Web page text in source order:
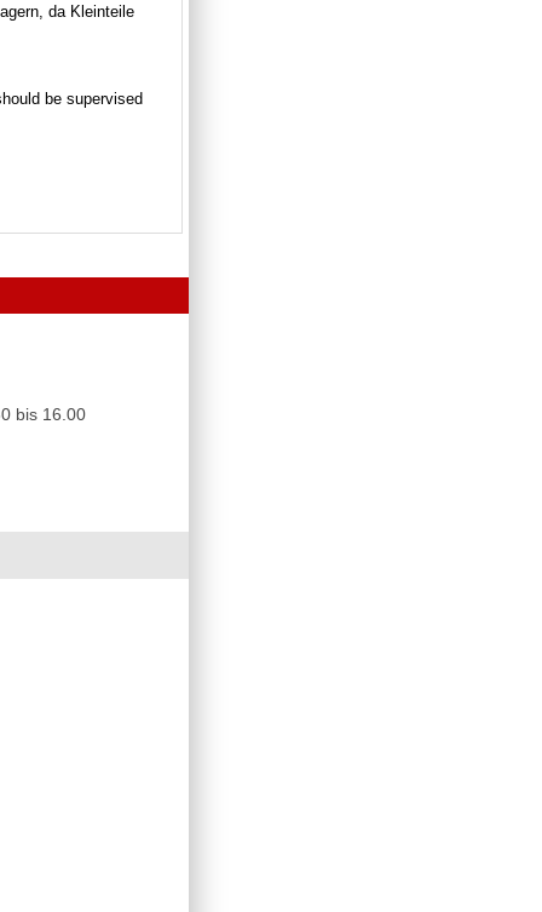
da Kleinteile
be supervised
bis 16.00